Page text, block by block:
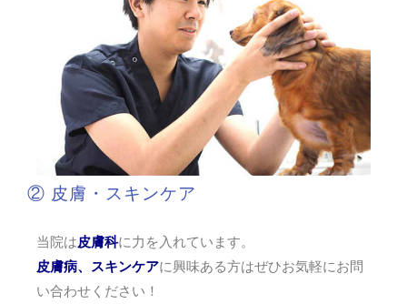
② 皮膚・スキンケア
当院は皮膚科に力を入れています。
皮膚病、スキンケアに興味ある方はぜひお気軽にお問
い合わせください！